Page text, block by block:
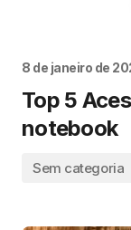
8 de janeiro de
Top 5
notebook
Sem categoria